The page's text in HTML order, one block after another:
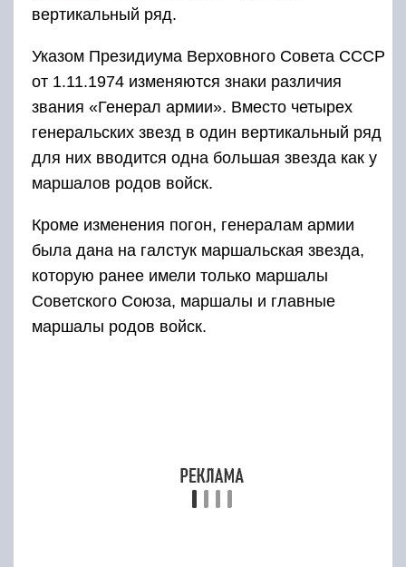
вертикальный ряд.
Указом Президиума Верховного Совета СССР
от 1.11.1974 изменяются знаки различия
звания «Генерал армии». Вместо четырех
генеральских звезд в один вертикальный ряд
для них вводится одна большая звезда как у
маршалов родов войск.
Кроме изменения погон, генералам армии
была дана на галстук маршальская звезда,
которую ранее имели только маршалы
Советского Союза, маршалы и главные
маршалы родов войск.